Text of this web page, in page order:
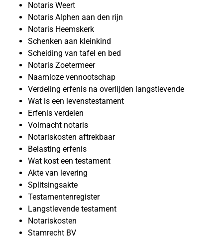
Notaris Weert
Notaris Alphen aan den rijn
Notaris Heemskerk
Schenken aan kleinkind
Scheiding van tafel en bed
Notaris Zoetermeer
Naamloze vennootschap
Verdeling erfenis na overlijden langstlevende
Wat is een levenstestament
Erfenis verdelen
Volmacht notaris
Notariskosten aftrekbaar
Belasting erfenis
Wat kost een testament
Akte van levering
Splitsingsakte
Testamentenregister
Langstlevende testament
Notariskosten
Stamrecht BV